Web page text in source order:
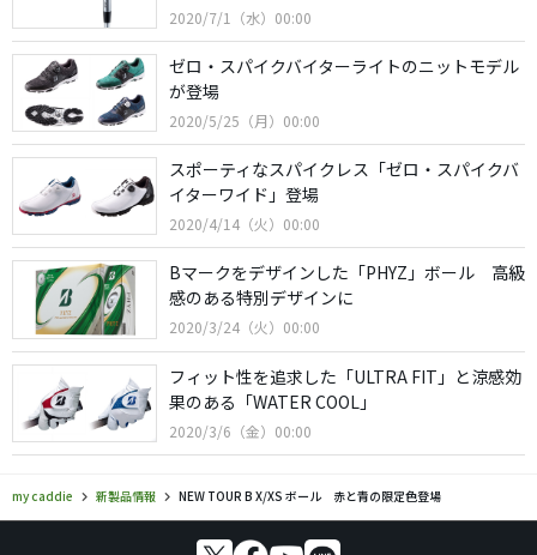
2020/7/1（水）00:00
ゼロ・スパイクバイターライトのニットモデル
が登場
2020/5/25（月）00:00
スポーティなスパイクレス「ゼロ・スパイクバ
イターワイド」登場
2020/4/14（火）00:00
Bマークをデザインした「PHYZ」ボール 高級
感のある特別デザインに
2020/3/24（火）00:00
フィット性を追求した「ULTRA FIT」と涼感効
果のある「WATER COOL」
2020/3/6（金）00:00
my caddie 新製品情報 NEW TOUR B X/XS ボール 赤と青の限定色登場